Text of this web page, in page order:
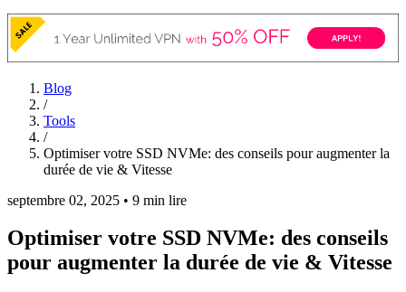
Blog
/
Tools
/
Optimiser votre SSD NVMe: des conseils pour augmenter la
durée de vie & Vitesse
septembre 02, 2025 • 9 min lire
Optimiser votre SSD NVMe: des conseils
pour augmenter la durée de vie & Vitesse